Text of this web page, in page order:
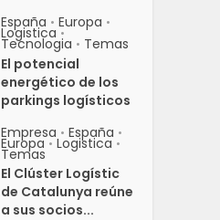
España • Europa •
Logistica •
Tecnologia • Temas
El potencial
energético de los
parkings logísticos
Empresa • España •
Europa • Logistica •
Temas
El Clúster Logístic
de Catalunya reúne
a sus socios...